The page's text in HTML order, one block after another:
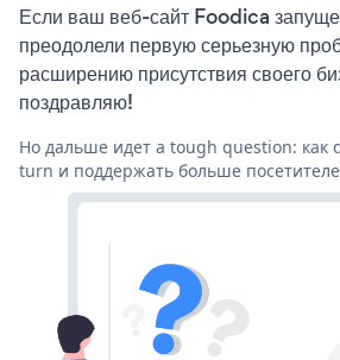
Если ваш веб-сайт Foodica
преодолели первую серьезную
расширению присутствия своего
поздравляю!
Но дальше идет a tough question: как
turn и поддержать больше